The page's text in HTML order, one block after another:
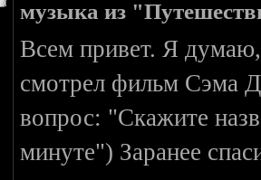
музыка из
Всем привет. Я думаю,
смотрел фильм Сэма
вопрос: "Скажите
минуте") Заранее